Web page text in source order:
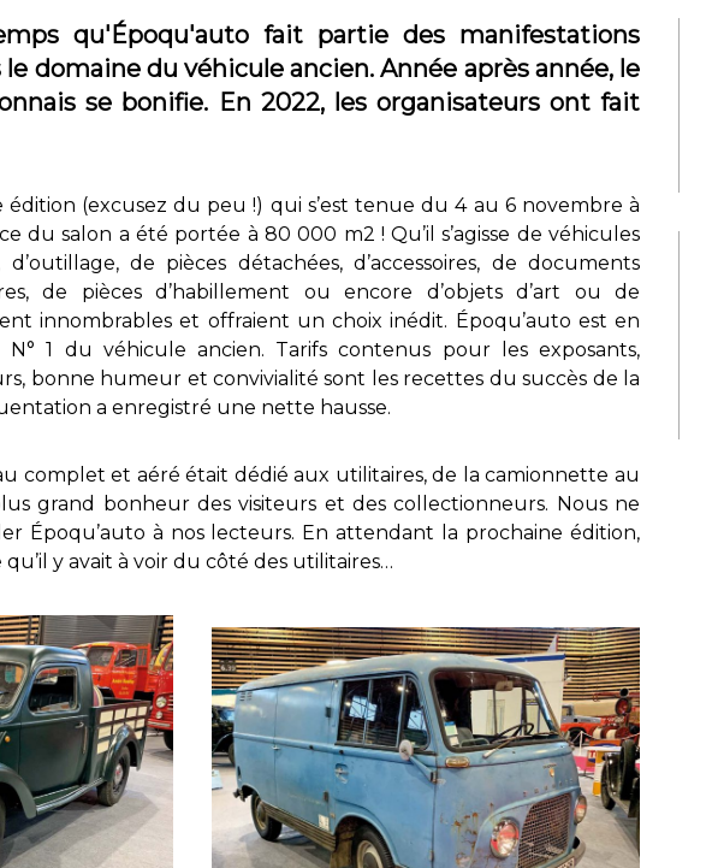
qu'Époqu'auto fait partie des manifestations
domaine du véhicule ancien. Année après année, le
se bonifie. En 2022, les organisateurs ont fait
(excusez du peu !) qui s’est tenue du 4 au 6 novembre à
du salon a été portée à 80 000 m2 ! Qu’il s’agisse de véhicules
de pièces détachées, d’accessoires, de documents
de pièces d’habillement ou encore d’objets d’art ou de
innombrables et offraient un choix inédit. Époqu’auto est en
1 du véhicule ancien. Tarifs contenus pour les exposants,
bonne humeur et convivialité sont les recettes du succès de la
a enregistré une nette hausse.
complet et aéré était dédié aux utilitaires, de la camionnette au
grand bonheur des visiteurs et des collectionneurs. Nous ne
Époqu’auto à nos lecteurs. En attendant la prochaine édition,
y avait à voir du côté des utilitaires…